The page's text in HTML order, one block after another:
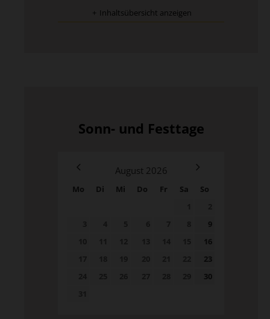
Inhaltsübersicht anzeigen
Sonn- und Festtage
August 2026
Mo Di Mi Do Fr Sa
So
9
16
23
30